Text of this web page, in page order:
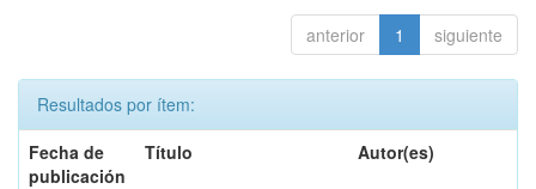
anterior 1 siguiente
Resultados por ítem:
Fecha de
publicación
Título Autor(es)